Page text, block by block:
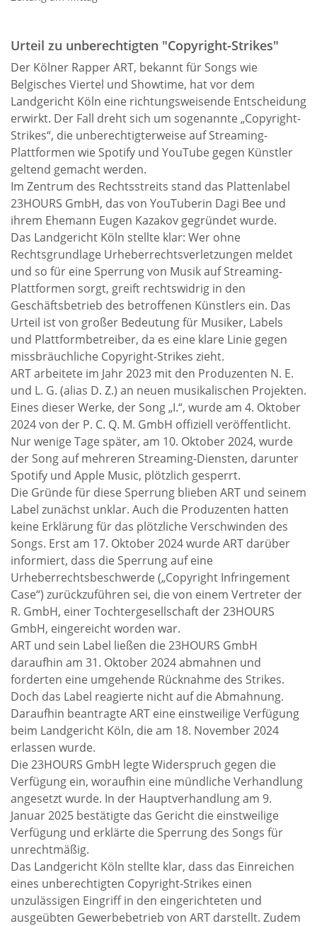
Urteil zu unberechtigten "Copyright-Strikes"
Der Kölner Rapper ART, bekannt für Songs wie
Belgisches Viertel und Showtime, hat vor dem
Landgericht Köln eine richtungsweisende Entscheidung
erwirkt. Der Fall dreht sich um sogenannte „Copyright-
Strikes“, die unberechtigterweise auf Streaming-
Plattformen wie Spotify und YouTube gegen Künstler
geltend gemacht werden.
Im Zentrum des Rechtsstreits stand das Plattenlabel
23HOURS GmbH, das von YouTuberin Dagi Bee und
ihrem Ehemann Eugen Kazakov gegründet wurde.
Das Landgericht Köln stellte klar: Wer ohne
Rechtsgrundlage Urheberrechtsverletzungen meldet
und so für eine Sperrung von Musik auf Streaming-
Plattformen sorgt, greift rechtswidrig in den
Geschäftsbetrieb des betroffenen Künstlers ein. Das
Urteil ist von großer Bedeutung für Musiker, Labels
und Plattformbetreiber, da es eine klare Linie gegen
missbräuchliche Copyright-Strikes zieht.
ART arbeitete im Jahr 2023 mit den Produzenten N. E.
und L. G. (alias D. Z.) an neuen musikalischen Projekten.
Eines dieser Werke, der Song „I.“, wurde am 4. Oktober
2024 von der P. C. Q. M. GmbH offiziell veröffentlicht.
Nur wenige Tage später, am 10. Oktober 2024, wurde
der Song auf mehreren Streaming-Diensten, darunter
Spotify und Apple Music, plötzlich gesperrt.
Die Gründe für diese Sperrung blieben ART und seinem
Label zunächst unklar. Auch die Produzenten hatten
keine Erklärung für das plötzliche Verschwinden des
Songs. Erst am 17. Oktober 2024 wurde ART darüber
informiert, dass die Sperrung auf eine
Urheberrechtsbeschwerde („Copyright Infringement
Case“) zurückzuführen sei, die von einem Vertreter der
R. GmbH, einer Tochtergesellschaft der 23HOURS
GmbH, eingereicht worden war.
ART und sein Label ließen die 23HOURS GmbH
daraufhin am 31. Oktober 2024 abmahnen und
forderten eine umgehende Rücknahme des Strikes.
Doch das Label reagierte nicht auf die Abmahnung.
Daraufhin beantragte ART eine einstweilige Verfügung
beim Landgericht Köln, die am 18. November 2024
erlassen wurde.
Die 23HOURS GmbH legte Widerspruch gegen die
Verfügung ein, woraufhin eine mündliche Verhandlung
angesetzt wurde. In der Hauptverhandlung am 9.
Januar 2025 bestätigte das Gericht die einstweilige
Verfügung und erklärte die Sperrung des Songs für
unrechtmäßig.
Das Landgericht Köln stellte klar, dass das Einreichen
eines unberechtigten Copyright-Strikes einen
unzulässigen Eingriff in den eingerichteten und
ausgeübten Gewerbebetrieb von ART darstellt. Zudem